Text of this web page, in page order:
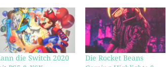
die Switch 2020
Die Rocket Beans